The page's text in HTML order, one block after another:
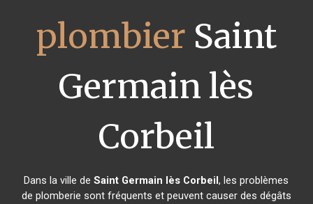
plombier Saint
Germain lès
Corbeil
Dans la ville deSaint Germain lès Corbeil, les problèmes
de plomberie sont fréquents et peuvent causer des dégâts